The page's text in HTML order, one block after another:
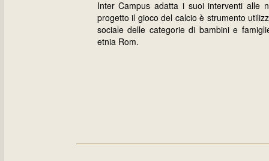
Inter Campus adatta i suoi interventi alle
progetto il gioco del calcio è strumento
sociale delle categorie di bambini e
etnia Rom.